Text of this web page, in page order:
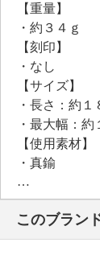
【重量】
・約３４ｇ
【刻印】
・なし
【サイズ】
・長さ：約
・最大幅：約
【使用素材】
・真鍮
【メッキ素材】
・材質：ゴー
【その他】
・個体差あり
このブラン